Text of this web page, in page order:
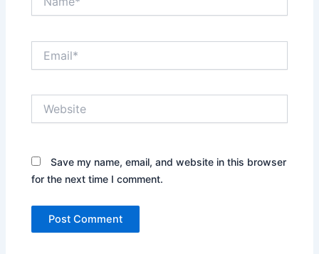
Save my name, email, and website in this browser
for the next time I comment.